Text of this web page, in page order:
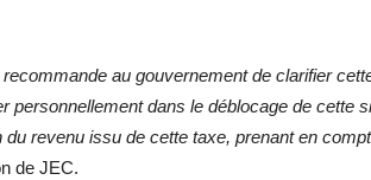
au gouvernement de clarifier
personnellement dans le déblocage de cette
du revenu issu de cette taxe, prenant en
de JEC.